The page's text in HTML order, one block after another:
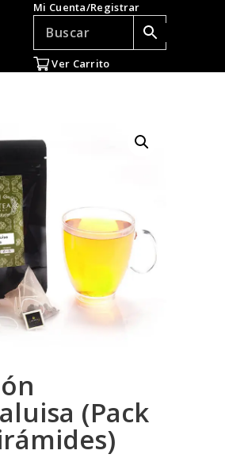
Mi Cuenta/Registrar
Ver Carrito
AL POR
(Pack